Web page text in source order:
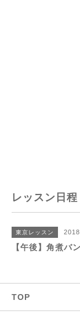
レッスン日程
東京レッスン
【午後】角煮
TOP